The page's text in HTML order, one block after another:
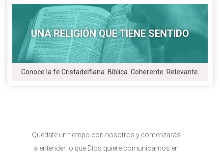
UNA RELIGIÓN QUE TIENE SENTIDO
Conoce la fe Cristadelfiana. Bíblica. Coherente. Relevante.
Quedate un tiempo con nosotros y comenzarás
a entender lo que Dios quiere comunicarnos en